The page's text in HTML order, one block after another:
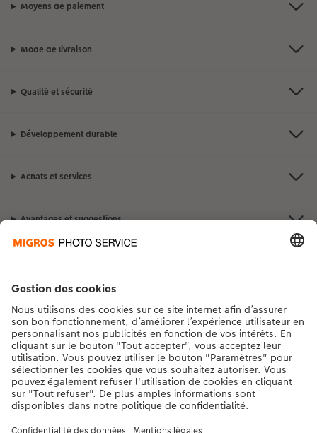
Moyens de paiement
Mode de livraison
Qualité et sécurité
Développement durable
Achats et services
Avantages et suggestions
La Migros
Si vous avez des questions concernant nos produits ou votre commande,
n'hésitez pas à nous contacter du lundi au dimanche, de 9h00 à 20h00
(hors jours fériés), au numéro de téléphone043 5500 295• 7j/7 • de 9h à
20h
DE|FR|IT